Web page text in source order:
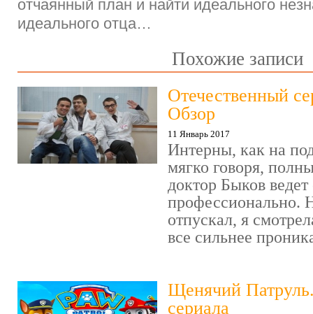
отчаянный план и найти идеального
идеального отца…
Похожие записи
Отечественный
Обзор
11 Январь 2017
Интерны, как на
мягко говоря,
доктор Быков ведет
профессионально.
отпускал, я
все сильнее
Щенячий
сериала